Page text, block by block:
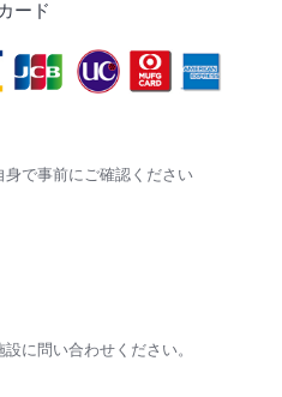
ード
で事前にご確認ください
に問い合わせください。